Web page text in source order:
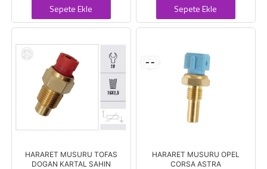
Sepete Ekle Sepete Ekle
HARARET MUSURU TOFAS
DOGAN KARTAL SAHIN
HARARET MUSURU OPEL
CORSA ASTRA